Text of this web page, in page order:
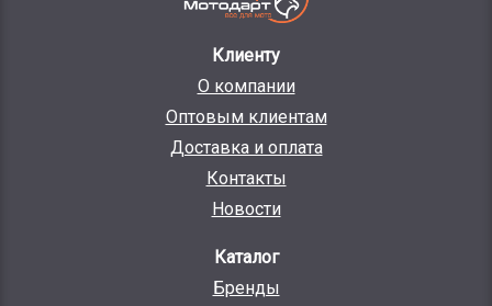
Клиенту
О компании
Оптовым клиентам
Доставка и оплата
Контакты
Новости
Каталог
Бренды